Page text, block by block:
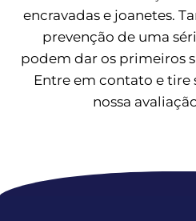
encravadas e joanetes.
prevenção de uma
podem dar os primeiros
Entre em contato e tire
nossa